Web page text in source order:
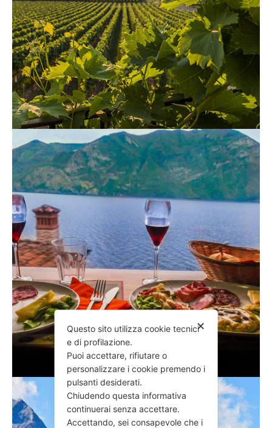
✕
Questo sito utilizza cookie tecnici
e di profilazione.
Puoi accettare, rifiutare o
personalizzare i cookie premendo i
pulsanti desiderati.
Chiudendo questa informativa
continuerai senza accettare.
Accettando, sei consapevole che i